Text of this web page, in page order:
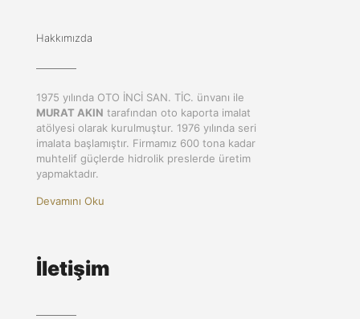
Hakkımızda
1975 yılında OTO İNCİ SAN. TİC. ünvanı ile
MURAT AKIN tarafından oto kaporta imalat
atölyesi olarak kurulmuştur. 1976 yılında seri
imalata başlamıştır. Firmamız 600 tona kadar
muhtelif güçlerde hidrolik preslerde üretim
yapmaktadır.
Devamını Oku
İletişim